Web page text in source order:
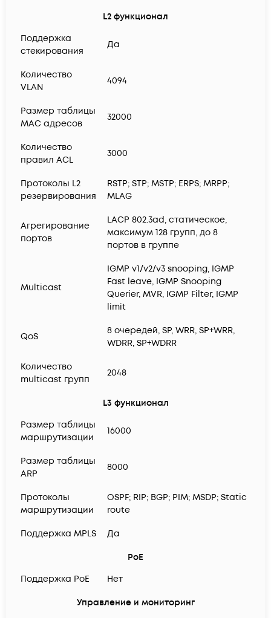
L2 функционал
Поддержка
стекирования
Да
Количество
VLAN
4094
Размер таблицы
MAC адресов
32000
Количество
правил ACL
3000
Протоколы L2
резервирования
RSTP; STP; MSTP; ERPS; MRPP;
MLAG
Агрегирование
портов
LACP 802.3ad, статическое,
максимум 128 групп, до 8
портов в группе
Multicast
IGMP v1/v2/v3 snooping, IGMP
Fast leave, IGMP Snooping
Querier, MVR, IGMP Filter, IGMP
limit
QoS
8 очередей, SP, WRR, SP+WRR,
WDRR, SP+WDRR
Количество
multicast групп
2048
L3 функционал
Размер таблицы
маршрутизации
16000
Размер таблицы
ARP
8000
Протоколы
маршрутизации
OSPF; RIP; BGP; PIM; MSDP; Static
route
Поддержка MPLS Да
PoE
Поддержка PoE
Нет
Управление и мониторинг